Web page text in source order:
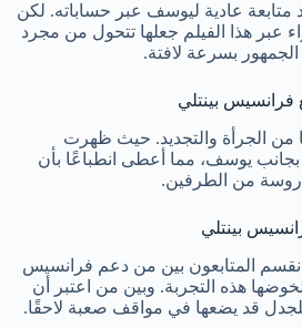
عادية ليوسف عبر حساباته. لكن
عبر هذا الفيلم جعلها تتحول من مجرد
الجمهور بسرعة لافتة.
فرانسيس بينتلي
من الجرأة والتجديد. حيث ظهرت
بجانب يوسف، مما أعطى انطباعًا بأن
من الطرفين.
بينتلي
المتابعون بين من دعم فرانسيس
لخوضها هذه التجربة. وبين من اعتبر أن
قد يضعها في مواقف صعبة لاحقًا.